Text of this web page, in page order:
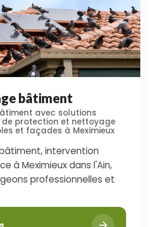
bâtiment
avec solutions
de protection et nettoyage
et façades à Meximieux
intervention
à Meximieux dans l'Ain,
professionnelles et